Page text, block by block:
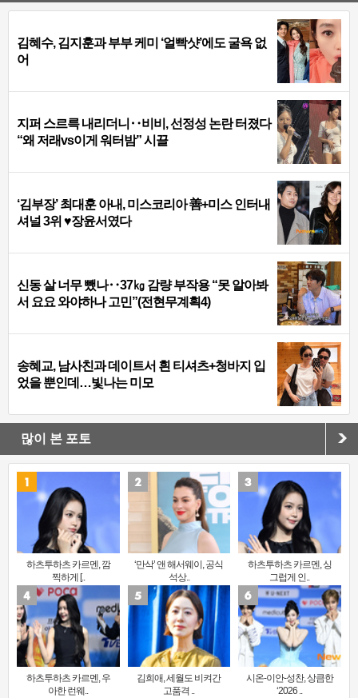
김혜수, 김지훈과 부부 케미 ‘얼빡샷’에도 굴욕 없
어
지퍼 스르륵 내리더니‥비비, 선정성 논란 터졌다
“왜 저래vs이게 워터밤” 시끌
‘김부장’ 최대훈 아내, 미스코리아 善+미스 인터내
셔널 3위 ♥장윤서였다
신동 살 너무 뺐나‥37㎏ 감량 부작용 “못 알아봐
서 요요 와야하나 고민”(전현무계획4)
송혜교, 남사친과 데이트서 흰 티셔츠+청바지 입
었을 뿐인데…빛나는 미모
많이 본 포토
하츠투하츠 카르멘, 깜
찍하게 [..
‘만삭’ 앤 해서웨이, 공식
석상..
하츠투하츠 카르멘, 싱
그럽게 인..
하츠투하츠 카르멘, 우
아한 런웨..
김희애, 세월도 비켜간
고품격 ..
시온-이안-성찬, 상큼한
‘2026 ..